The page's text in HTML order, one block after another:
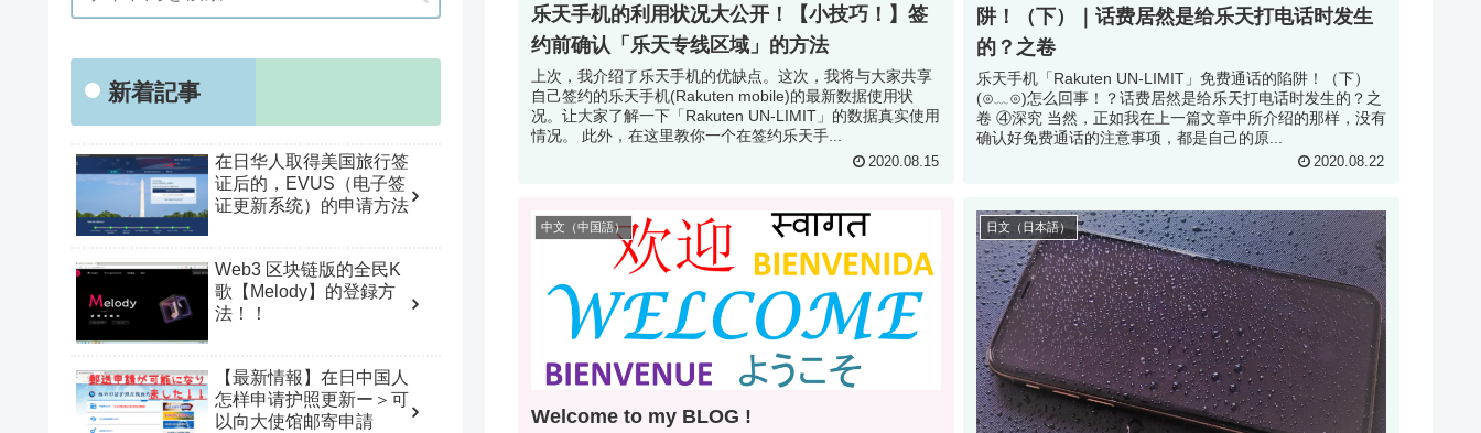
乐天手机的利用状况大公开！【小技巧！】签
约前确认「乐天专线区域」的方法
上次，我介绍了乐天手机的优缺点。这次，我将与大家共享
自己签约的乐天手机(Rakuten mobile)的最新数据使用状
况。让大家了解一下「Rakuten UN-LIMIT」的数据真实使用
情况。 此外，在这里教你一个在签约乐天手...
2020.08.15
阱！（下）｜话费居然是给乐天打电话时发生
的？之卷
乐天手机「Rakuten UN-LIMIT」免费通话的陷阱！（下）
(⊙﹏⊙)怎么回事！？话费居然是给乐天打电话时发生的？之
卷 ④深究 当然，正如我在上一篇文章中所介绍的那样，没有
确认好免费通话的注意事项，都是自己的原...
2020.08.22
中文（中国語）
Welcome to my BLOG !
日文（日本語）
新着記事
在日华人取得美国旅行签
证后的，EVUS（电子签
证更新系统）的申请方法
Web3 区块链版的全民K
歌【Melody】的登録方
法！！
【最新情報】在日中国人
怎样申请护照更新ー＞可
以向大使馆邮寄申請